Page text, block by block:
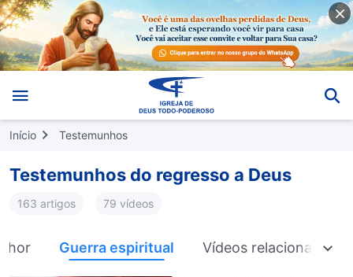
Início Testemunhos
Testemunhos do regresso a Deus
163 artigos 79 vídeos
Guerra espiritual Vídeos relacionados